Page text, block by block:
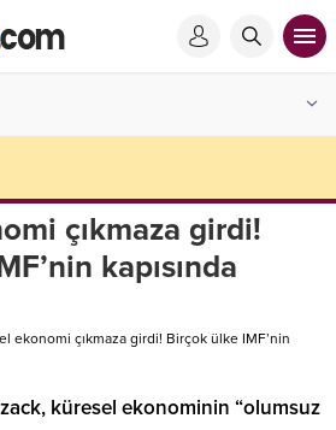
çıkmaza girdi!
kapısında
ekonomi çıkmaza girdi! Birçok ülke IMF’nin
küresel ekonominin “olumsuz